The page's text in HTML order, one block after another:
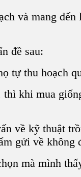
và mang
đề sau:
tự thu hoạch
khi mua
về kỹ thuật
gửi về không
mà mình